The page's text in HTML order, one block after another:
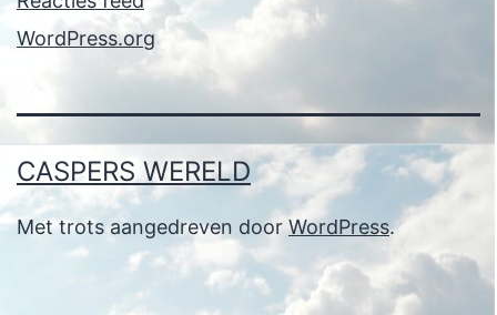
WordPress.org
CASPERS WERELD
Met trots aangedreven doorWordPress.